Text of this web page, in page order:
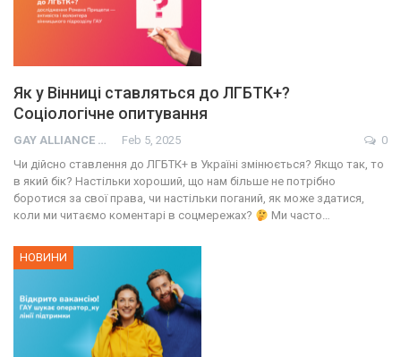
Як у Вінниці ставляться до ЛГБТК+?
Соціологічне опитування
GAY ALLIANCE UKRAINE Feb 5, 2025
0
Чи дійсно ставлення до ЛГБТК+ в Україні змінюється? Якщо так, то
в який бік? Настільки хороший, що нам більше не потрібно
боротися за свої права, чи настільки поганий, як може здатися,
коли ми читаємо коментарі в соцмережах?
Ми часто…
НОВИНИ